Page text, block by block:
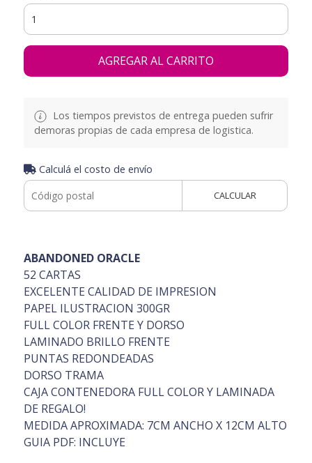
AGREGAR AL CARRITO
Los tiempos previstos de entrega pueden sufrir
demoras propias de cada empresa de logistica.
Calculá el costo de envío
CALCULAR
ABANDONED ORACLE
52 CARTAS
EXCELENTE CALIDAD DE IMPRESION
PAPEL ILUSTRACION 300GR
FULL COLOR FRENTE Y DORSO
LAMINADO BRILLO FRENTE
PUNTAS REDONDEADAS
DORSO TRAMA
CAJA CONTENEDORA FULL COLOR Y LAMINADA
DE REGALO!
MEDIDA APROXIMADA: 7CM ANCHO X 12CM ALTO
GUIA PDF: INCLUYE